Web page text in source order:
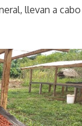
llevan a cabo